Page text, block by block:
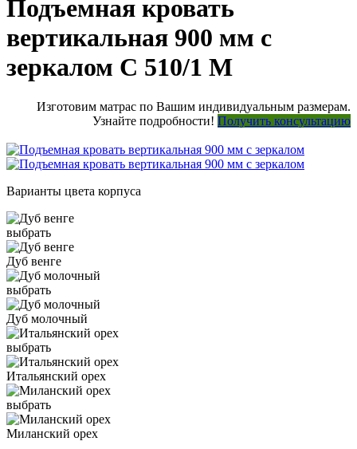
Подъемная кровать
вертикальная 900 мм с
зеркалом С 510/1 М
Изготовим матрас по Вашим индивидуальным размерам.
Узнайте подробности! Получить консультацию
Варианты цвета корпуса
выбрать
Дуб венге
выбрать
Дуб молочный
выбрать
Итальянский орех
выбрать
Миланский орех